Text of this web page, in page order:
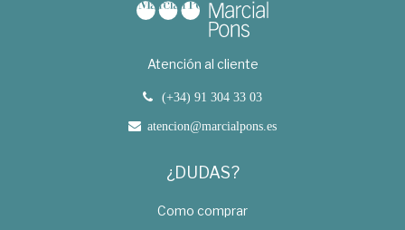
Atención al cliente
(+34) 91 304 33 03
atencion@marcialpons.es
¿DUDAS?
Como comprar